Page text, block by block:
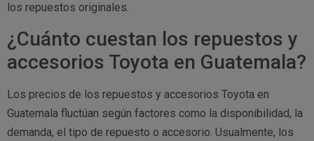
los repuestos originales.
¿Cuánto cuestan los repuestos y
accesorios Toyota en Guatemala?
Los precios de los repuestos y accesorios Toyota en
Guatemala fluctúan según factores como la disponibilidad, la
demanda, el tipo de repuesto o accesorio. Usualmente, los